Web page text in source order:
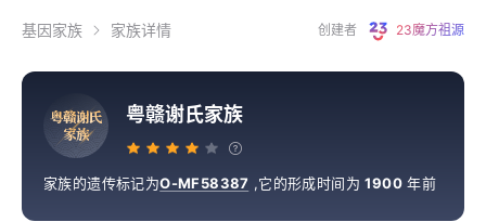
基因家族 家族详情 创建者 23魔方祖源
粤赣谢氏
家族
粤赣谢氏家族
家族的遗传标记为O-MF58387 ,它的形成时间为1900 年前